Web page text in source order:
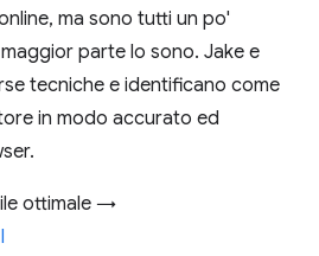
ma sono tutti un po'
parte lo sono. Jake e
tecniche e identificano come
in modo accurato ed
ottimale →